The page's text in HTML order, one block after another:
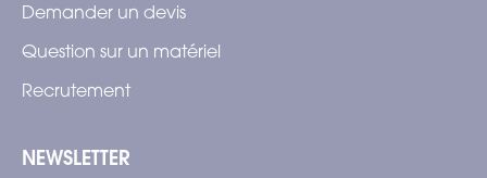
Demander un devis
Question sur un matériel
Recrutement
NEWSLETTER